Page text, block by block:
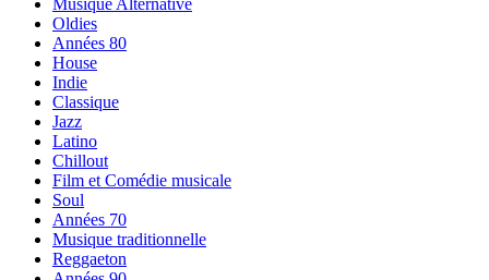
Musique Alternative
Oldies
Années 80
House
Indie
Classique
Jazz
Latino
Chillout
Film et Comédie musicale
Soul
Années 70
Musique traditionnelle
Reggaeton